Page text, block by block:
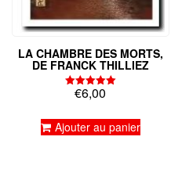
LA CHAMBRE DES MORTS,
DE FRANCK THILLIEZ
Note
5.00
€6,00
Ajouter au panier